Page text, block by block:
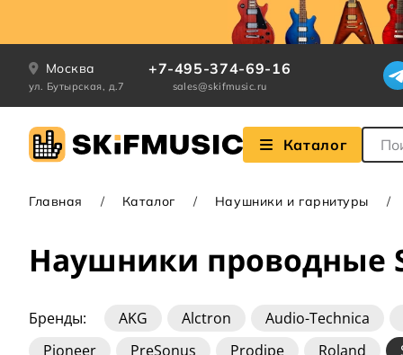
Москва
ул. Бутырская, д.7
+7-495-374-69-16
sales@skifmusic.ru
Каталог
Главная Каталог Наушники и гарнитуры
Наушники проводные
Бренды: AKG Alctron Audio-Technica
Pioneer
PreSonus Prodipe Roland